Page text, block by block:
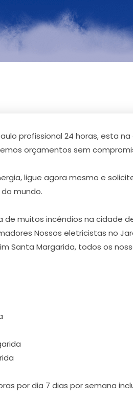
profissional 24 horas, esta
orçamentos sem
ligue agora mesmo e
mundo.
muitos incêndios na cidade
Nossos eletricistas no
Santa Margarida, todos os
por dia 7 dias por semana